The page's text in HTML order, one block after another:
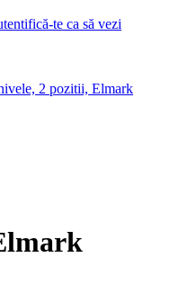
te ca să vezi
2 pozitii, Elmark